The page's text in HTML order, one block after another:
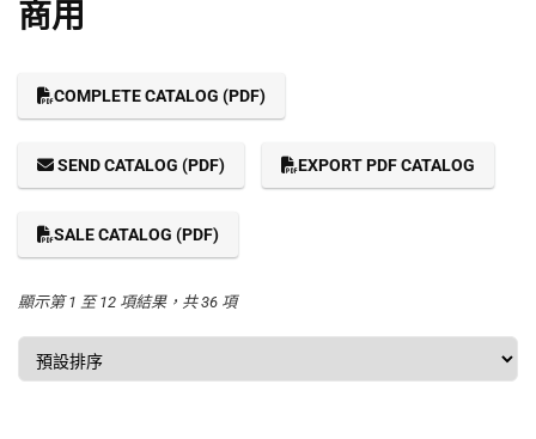
商用
COMPLETE CATALOG (PDF)
SEND CATALOG (PDF) EXPORT PDF CATALOG
SALE CATALOG (PDF)
顯示第 1 至 12 項結果，共 36 項